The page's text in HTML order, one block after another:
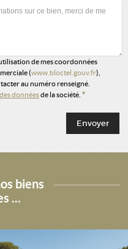
de mes coordonnées
(www.bloctel.gouv.fr),
au numéro renseigné.
donnéesde la société. *
biens
...